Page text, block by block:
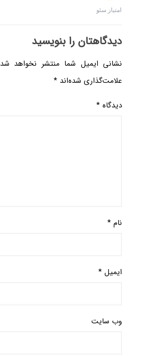
امتیاز سئو
دیدگاهتان را بنویسید
نشانی ایمیل شما منتشر نخواهد شد.
علامت‌گذاری شده‌اند *
دیدگاه*
نام*
ایمیل*
وب‌ سایت